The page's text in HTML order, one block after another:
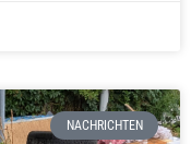
NACHRICHTEN